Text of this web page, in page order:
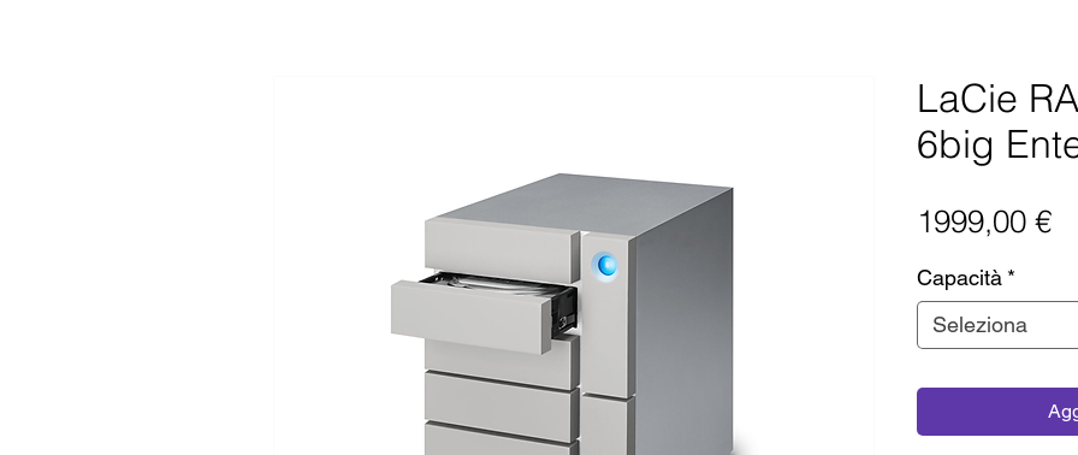
LaCie
6big
1999,00 €
Capacità *
Seleziona